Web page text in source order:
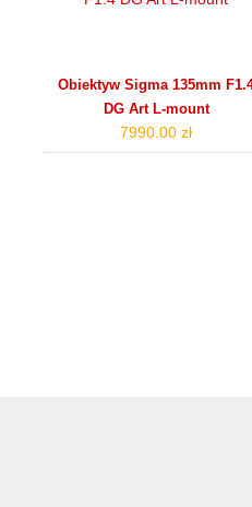
Obiektyw Sigma 135mm
DG Art L-mount
7990.00 zł